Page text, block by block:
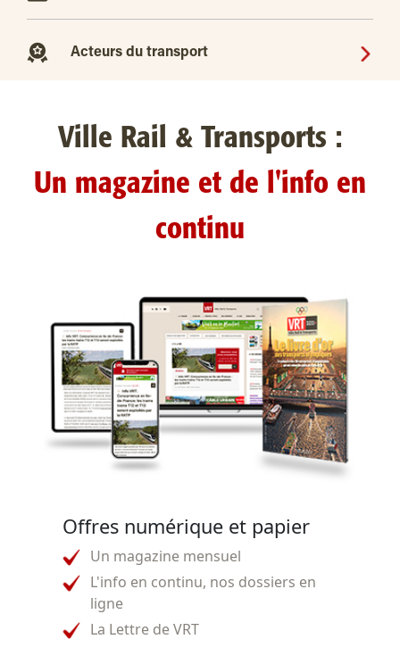
Acteurs du transport
Ville Rail & Transports :
Un magazine et de l'info en
continu
Offres numérique et papier
Un magazine mensuel
L'info en continu, nos dossiers en
ligne
La Lettre de VRT